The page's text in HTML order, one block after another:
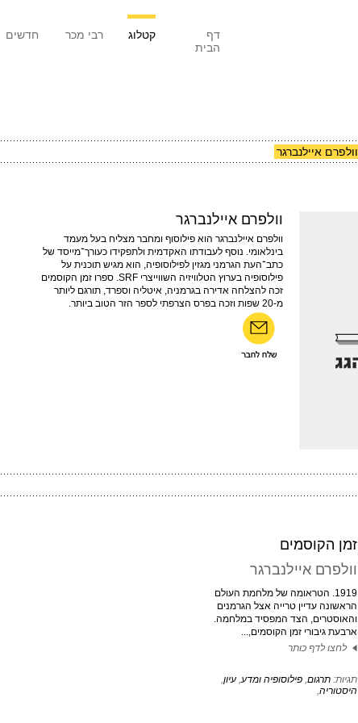
חדשים רבי מכר קטלוג
דף
הבית
וולפרם איילנברגר
וולפרם איילנברגר
וולפרם איילנברגר הוא פילוסוף ומחבר מצליח בעל מעמד
בינלאומי. נוסף לעבודתו האקדמית ולתפקידו כעורך־מייסד של
כתב־העת הגרמני מגזין לפילוסופיה, הוא מגיש תוכנית על
פילוסופיה בערוץ הטלוויזיה השווייצרי SRF. ספרו זמן הקוסמים
זכה להצלחה אדירה בגרמניה, איטליה וספרד, תורגם ליותר
מ-20 שפות וזכה בפרס הצרפתי לספר הזר הטוב ביותר.
זמן הקוסמים
וולפרם איילנברגר
1919. הטראומה של מלחמת העולם
הראשונה עדיין טרייה אצל הגרמנים
והאוסטרים, הצד המפסיד במלחמה.
ארבעת גיבורי זמן הקוסמים,...
לחצו לדף כותר
תגיות: תרגום, פילוסופיה ומדע, עיון,
היסטוריה,